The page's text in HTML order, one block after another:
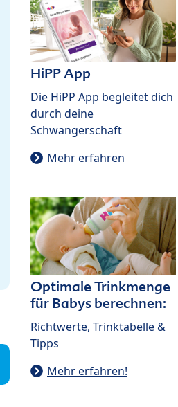
HiPP App
Die HiPP App begleitet dich
durch deine
Schwangerschaft
Mehr erfahren
Optimale Trinkmenge
für Babys berechnen:
Richtwerte, Trinktabelle &
Tipps
Mehr erfahren!